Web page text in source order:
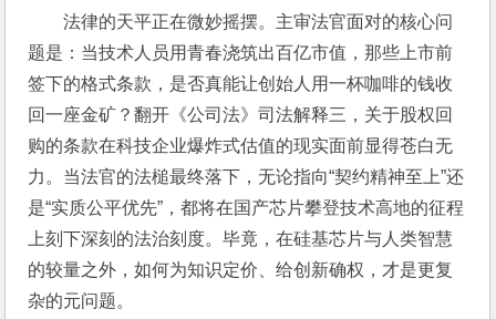
法律的天平正在微妙摇摆。主审法官面对的核心问
题是：当技术人员用青春浇筑出百亿市值，那些上市前
签下的格式条款，是否真能让创始人用一杯咖啡的钱收
回一座金矿？翻开《公司法》司法解释三，关于股权回
购的条款在科技企业爆炸式估值的现实面前显得苍白无
力。当法官的法槌最终落下，无论指向“契约精神至上”还
是“实质公平优先”，都将在国产芯片攀登技术高地的征程
上刻下深刻的法治刻度。毕竟，在硅基芯片与人类智慧
的较量之外，如何为知识定价、给创新确权，才是更复
杂的元问题。